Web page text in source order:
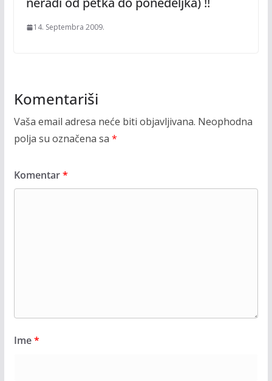
14. Septembra 2009.
Komentariši
Vaša email adresa neće biti objavljivana. Neophodna
polja su označena sa *
Komentar*
Ime*